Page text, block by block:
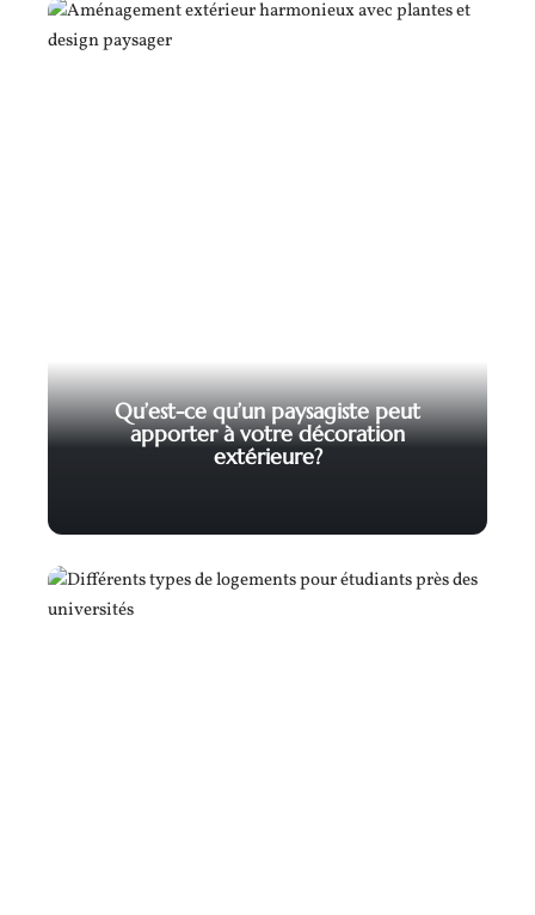
Qu’est-ce qu’un paysagiste peut
apporter à votre décoration
extérieure?